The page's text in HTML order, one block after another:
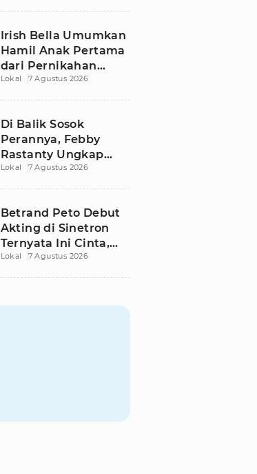
Irish Bella Umumkan
Hamil Anak Pertama
dari Pernikahan
dengan Haldy Sabri
Lokal 7 Agustus 2026
Di Balik Sosok
Perannya, Febby
Rastanty Ungkap
Luka Masa Kecil yang
Lokal 7 Agustus 2026
Betrand Peto Debut
Akting di Sinetron
Ternyata Ini Cinta,
Ngaku Keluar dari
Lokal 7 Agustus 2026